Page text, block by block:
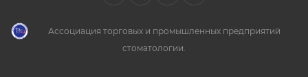
Ассоциация торговых и промышленных предприятий
стоматологии.